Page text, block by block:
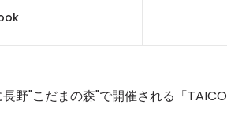
野"こだまの森"で開催される「